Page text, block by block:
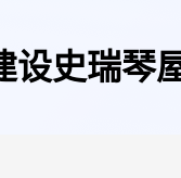
史瑞琴